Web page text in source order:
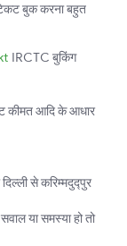
बुक करना बहुत
IRCTC बुकिंग
कीमत आदि के आधार
से करिम्मदुद्पुर
या समस्या हो तो